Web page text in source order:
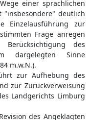
einer sprachlichen
"insbesondere" deutlich
Einzelausführung zur
Frage anregen
des
dargelegten Sinne
m.w.N.).
zur Aufhebung des
zur Zurückverweisung
Landgerichts Limburg
des Angeklagten